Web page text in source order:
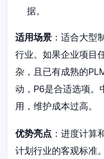
据。
适用场景 ：适合大型
行业。如果企业项目
杂，且已有成熟的
动，P6是合适选项。
用，维护成本过高。
优势亮点 ：进度计算
计划行业的客观标准